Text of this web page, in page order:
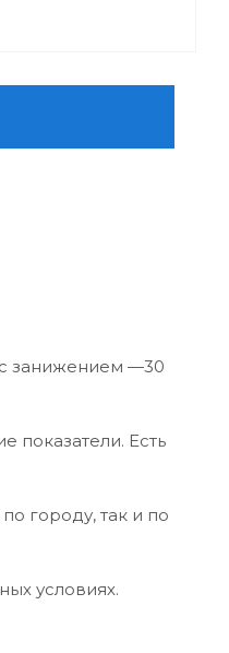
с занижением —30
показатели. Есть
городу, так и по
условиях.